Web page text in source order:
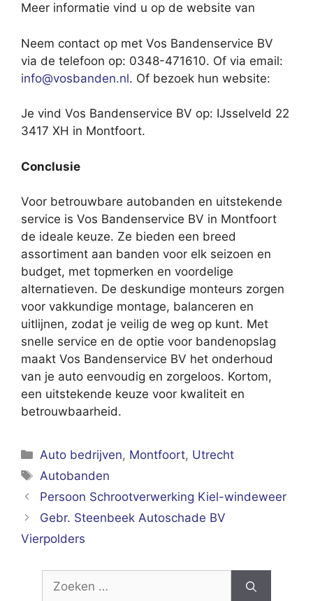
Meer informatie vind u op de website van
Neem contact op met Vos Bandenservice BV
via de telefoon op: 0348-471610. Of via email:
info@vosbanden.nl. Of bezoek hun website:
Je vind Vos Bandenservice BV op: IJsselveld 22
3417 XH in Montfoort.
Conclusie
Voor betrouwbare autobanden en uitstekende
service is Vos Bandenservice BV in Montfoort
de ideale keuze. Ze bieden een breed
assortiment aan banden voor elk seizoen en
budget, met topmerken en voordelige
alternatieven. De deskundige monteurs zorgen
voor vakkundige montage, balanceren en
uitlijnen, zodat je veilig de weg op kunt. Met
snelle service en de optie voor bandenopslag
maakt Vos Bandenservice BV het onderhoud
van je auto eenvoudig en zorgeloos. Kortom,
een uitstekende keuze voor kwaliteit en
betrouwbaarheid.
Categorieën
Auto bedrijven, Montfoort, Utrecht
Tags
Autobanden
Persoon Schrootverwerking Kiel-windeweer
Gebr. Steenbeek Autoschade BV
Vierpolders
Zoek